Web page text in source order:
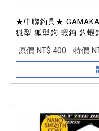
★中聯釣具★
狐型 狐型鉤 蝦鉤 釣蝦
原價 NT$ 400
特價